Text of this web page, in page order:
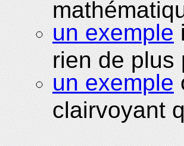
un exemple
rien de plus
un exemple
clairvoyant